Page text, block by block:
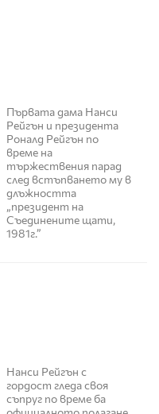
Първата дама Нанси
Рейгън и президента
Роналд Рейгън по
време на
тържествения парад
след встъпването му в
длъжността
„президент на
Съединените щати,
1981г.”
Нанси Рейгън с
гордост гледа своя
съпруг по време ба